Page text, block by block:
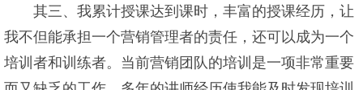
其三、我累计授课达到课时，丰富的授课经历，让
我不但能承担一个营销管理者的责任，还可以成为一个
培训者和训练者。当前营销团队的培训是一项非常重要